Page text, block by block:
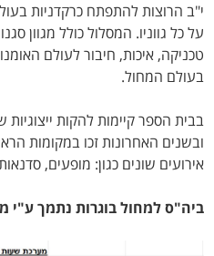
י"ב הרוצות להתפתח כרקדניות
על כל גווניו. המסלול כולל מגוון
טכניקה, איכות, חיבור לעולם
בעולם המחול.
בבית הספר קיימות להקות
ובשנים האחרונות זכו במקומות
אירועים שונים כגון: מופעים,
ביה"ס למחול בוגרות נתמך ע"י